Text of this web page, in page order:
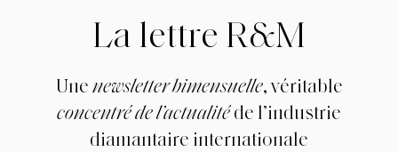
La lettre R&M
Unenewsletter bimensuelle, véritable
concentré de l’actualitéde l’industrie
diamantaire internationale